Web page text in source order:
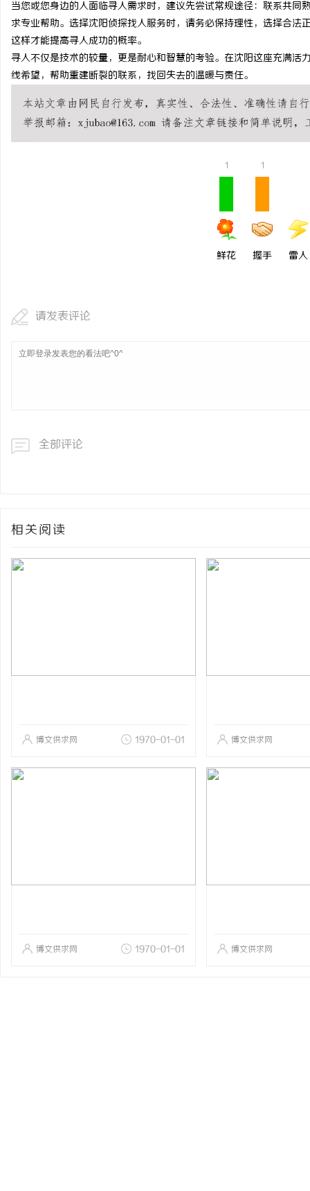
当您或您身边的人面临寻人需求时，建议先尝试常规途径：联系共
求专业帮助。选择沈阳侦探找人服务时，请务必保持理性，选择合
这样才能提高寻人成功的概率。
寻人不仅是技术的较量，更是耐心和智慧的考验。在沈阳这座充满
线希望，帮助重建断裂的联系，找回失去的温暖与责任。
1
鲜花
1
握手 雷人
请发表评论
全部评论
相关阅读
博文供求网 1970-01-01 博文供求网
博文供求网 1970-01-01 博文供求网